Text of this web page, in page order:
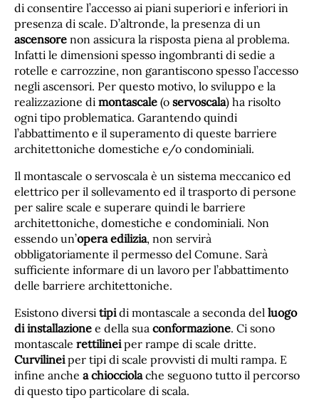
di consentire l’accesso ai piani superiori e inferiori in
presenza di scale. D’altronde, la presenza di un
ascensore non assicura la risposta piena al problema.
Infatti le dimensioni spesso ingombranti di sedie a
rotelle e carrozzine, non garantiscono spesso l’accesso
negli ascensori. Per questo motivo, lo sviluppo e la
realizzazione di montascale (o servoscala) ha risolto
ogni tipo problematica. Garantendo quindi
l’abbattimento e il superamento di queste barriere
architettoniche domestiche e/o condominiali.
Il montascale o servoscala è un sistema meccanico ed
elettrico per il sollevamento ed il trasporto di persone
per salire scale e superare quindi le barriere
architettoniche, domestiche e condominiali. Non
essendo un’opera edilizia, non servirà
obbligatoriamente il permesso del Comune. Sarà
sufficiente informare di un lavoro per l’abbattimento
delle barriere architettoniche.
Esistono diversi tipidi montascale a seconda del luogo
di installazione e della sua conformazione. Ci sono
montascale rettilineiper rampe di scale dritte.
Curvilineiper tipi di scale provvisti di multi rampa. E
infine anche a chiocciolache seguono tutto il percorso
di questo tipo particolare di scala.